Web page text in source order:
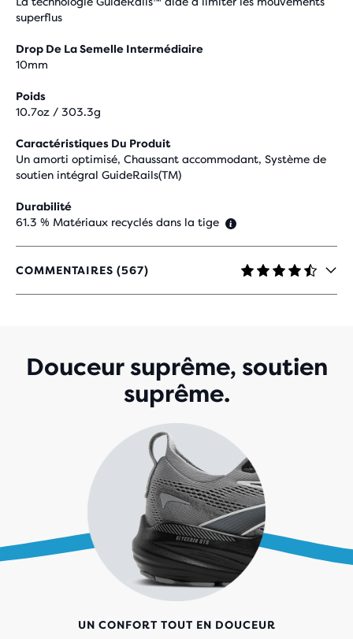
superflus
Drop De La Semelle Intermédiaire
10mm
Poids
10.7oz / 303.3g
Caractéristiques Du Produit
Un amorti optimisé, Chaussant accommodant, Système de
soutien intégral GuideRails(TM)
Durabilité
61.3 % Matériaux recyclés dans la tige
COMMENTAIRES (567)
4,3
SUR
Douceur suprême, soutien
suprême.
UN CONFORT TOUT EN DOUCEUR